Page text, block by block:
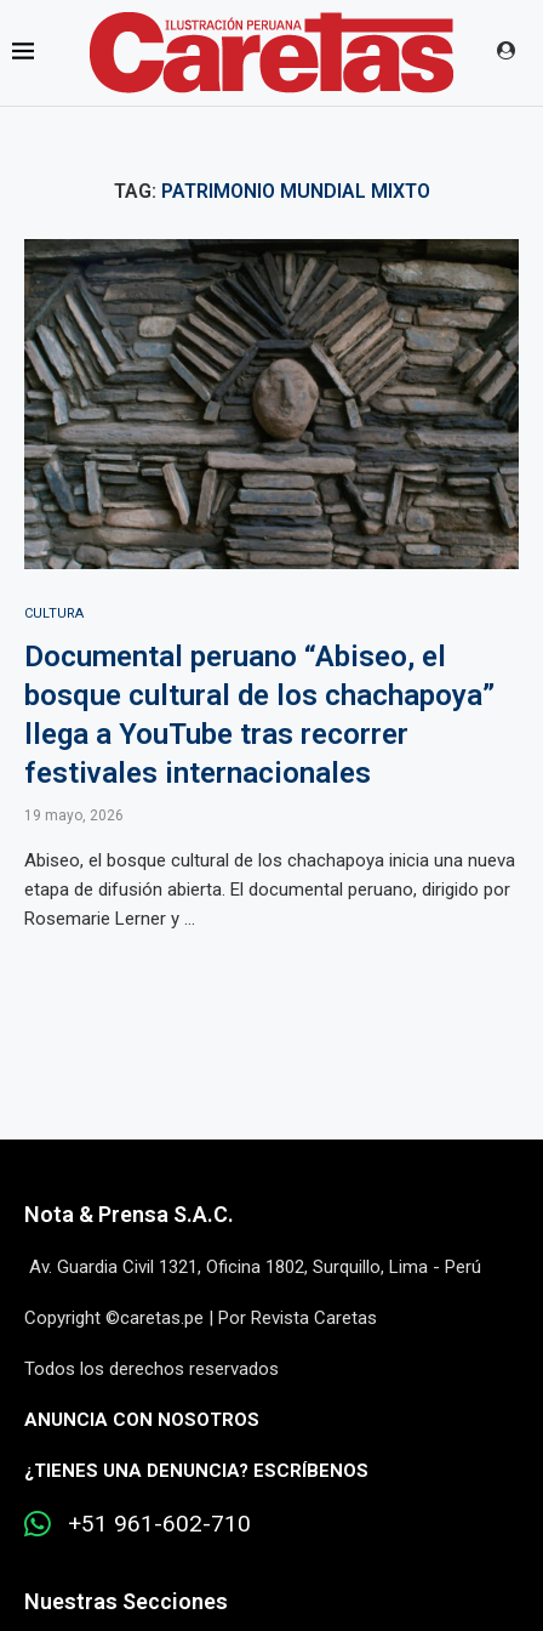
TAG: PATRIMONIO MUNDIAL MIXTO
CULTURA
Documental peruano “Abiseo, el
bosque cultural de los chachapoya”
llega a YouTube tras recorrer
festivales internacionales
19 mayo, 2026
Abiseo, el bosque cultural de los chachapoya inicia una nueva
etapa de difusión abierta. El documental peruano, dirigido por
Rosemarie Lerner y ...
Nota & Prensa S.A.C.
Av. Guardia Civil 1321, Oficina 1802, Surquillo, Lima - Perú
Copyright ©caretas.pe | Por Revista Caretas
Todos los derechos reservados
ANUNCIA CON NOSOTROS
¿TIENES UNA DENUNCIA? ESCRÍBENOS
+51 961-602-710
Nuestras Secciones